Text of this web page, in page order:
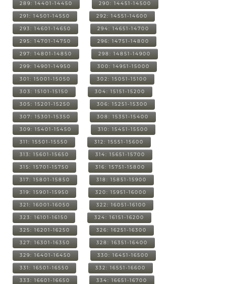
289: 14401-14450 290: 14451-14500
291: 14501-14550 292: 14551-14600
293: 14601-14650 294: 14651-14700
295: 14701-14750 296: 14751-14800
297: 14801-14850 298: 14851-14900
299: 14901-14950 300: 14951-15000
301: 15001-15050 302: 15051-15100
303: 15101-15150 304: 15151-15200
305: 15201-15250 306: 15251-15300
307: 15301-15350 308: 15351-15400
309: 15401-15450 310: 15451-15500
311: 15501-15550 312: 15551-15600
313: 15601-15650 314: 15651-15700
315: 15701-15750 316: 15751-15800
317: 15801-15850 318: 15851-15900
319: 15901-15950 320: 15951-16000
321: 16001-16050 322: 16051-16100
323: 16101-16150 324: 16151-16200
325: 16201-16250 326: 16251-16300
327: 16301-16350 328: 16351-16400
329: 16401-16450 330: 16451-16500
331: 16501-16550 332: 16551-16600
333: 16601-16650 334: 16651-16700